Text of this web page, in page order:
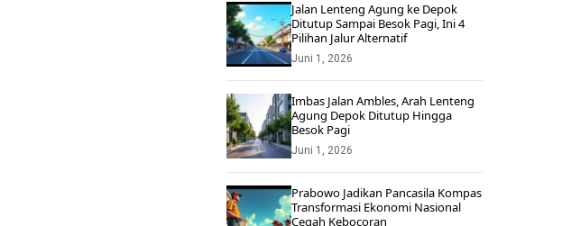
Jalan Lenteng Agung ke Depok
Ditutup Sampai Besok Pagi, Ini 4
Pilihan Jalur Alternatif
Juni 1, 2026
Imbas Jalan Ambles, Arah Lenteng
Agung Depok Ditutup Hingga
Besok Pagi
Juni 1, 2026
Prabowo Jadikan Pancasila Kompas
Transformasi Ekonomi Nasional
Cegah Kebocoran